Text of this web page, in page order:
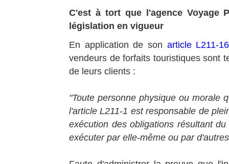
C'est à tort que l'agence Voyage
législation en vigueur
En application de son article L211-16
vendeurs de forfaits touristiques sont
de leurs clients :
"Toute personne physique ou morale
l'article L211-1 est responsable de
exécution des obligations résultant
exécuter par elle-même ou par